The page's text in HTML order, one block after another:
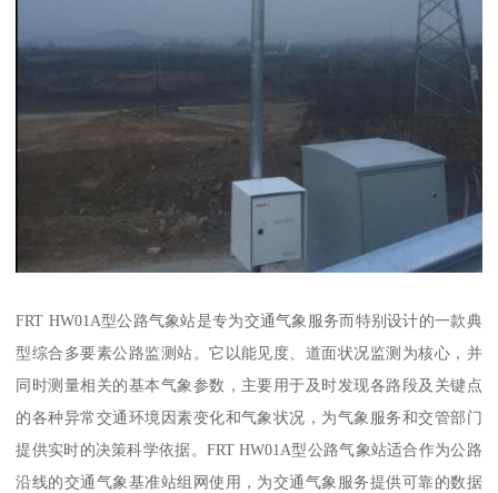
FRT HW01A型公路气象站是专为交通气象服务而特别设计的一款典
型综合多要素公路监测站。它以能见度、道面状况监测为核心，并
同时测量相关的基本气象参数，主要用于及时发现各路段及关键点
的各种异常交通环境因素变化和气象状况，为气象服务和交管部门
提供实时的决策科学依据。FRT HW01A型公路气象站适合作为公路
沿线的交通气象基准站组网使用，为交通气象服务提供可靠的数据